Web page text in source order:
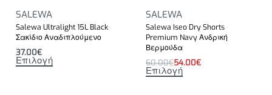
SALEWA
Salewa Ultralight 15L Black
Σακίδιο Αναδιπλούμενο
37.00€
Επιλογή
SALEWA
Salewa Iseo Dry Shorts
Premium Navy Ανδρική
Βερμούδα
60.00€54.00€
Επιλογή